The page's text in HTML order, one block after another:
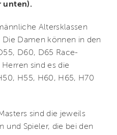
unten).
Altersklassen
Damen können in den
D60, D65 Race-
sind es die
H55, H60, H65, H70
sind die jeweils
und Spieler, die bei den